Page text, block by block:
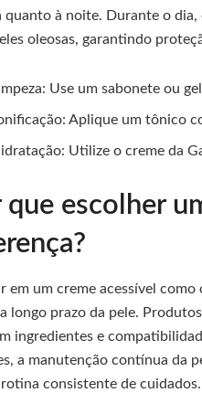
quanto à noite. Durante o
oleosas, garantindo
Use um sabonete ou
Aplique um tônico
Utilize o creme da
que escolher
em um creme acessível
longo prazo da pele.
ingredientes e
a manutenção contínua da
consistente de cuidados.